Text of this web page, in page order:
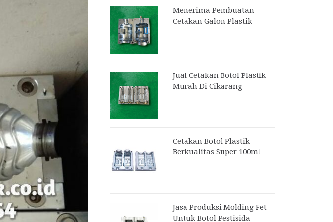
Menerima Pembuatan
Cetakan Galon Plastik
Jual Cetakan Botol Plastik
Murah Di Cikarang
Cetakan Botol Plastik
Berkualitas Super 100ml
Jasa Produksi Molding Pet
Untuk Botol Pestisida